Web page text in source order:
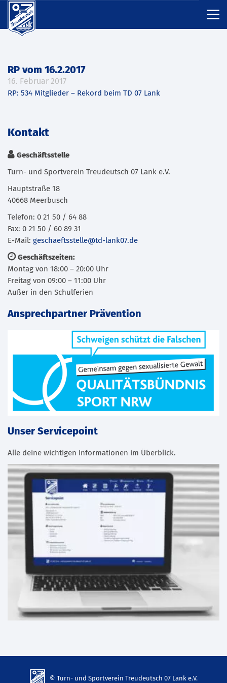
RP vom 16.2.2017
16. Februar 2017
RP: 534 Mitglieder – Rekord beim TD 07 Lank
Kontakt
Geschäftsstelle
Turn- und Sportverein Treudeutsch 07 Lank e.V.
Hauptstraße 18
40668 Meerbusch
Telefon: 0 21 50 / 64 88
Fax: 0 21 50 / 60 89 31
E-Mail: geschaeftsstelle@td-lank07.de
Geschäftszeiten:
Montag von 18:00 – 20:00 Uhr
Freitag von 09:00 – 11:00 Uhr
Außer in den Schulferien
Ansprechpartner Prävention
Unser Servicepoint
Alle deine wichtigen Informationen im Überblick.
© Turn- und Sportverein Treudeutsch 07 Lank e.V.